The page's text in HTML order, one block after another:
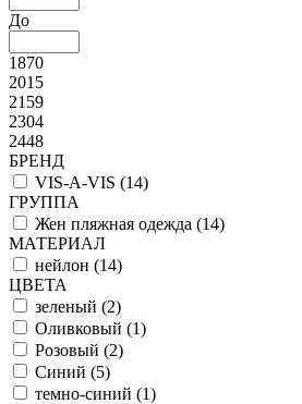
До
1870
2015
2159
2304
2448
БРЕНД
VIS-A-VIS (14)
ГРУППА
Жен пляжная одежда (14)
МАТЕРИАЛ
нейлон (14)
ЦВЕТА
зеленый (2)
Оливковый (1)
Розовый (2)
Синий (5)
темно-синий (1)